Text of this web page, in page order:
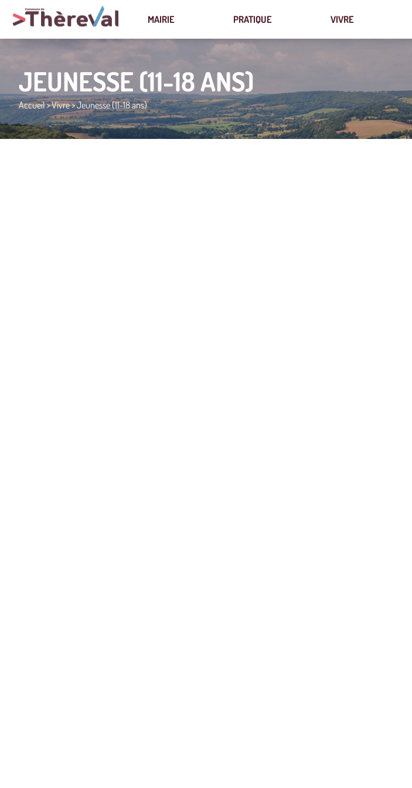
MAIRIE PRATIQUE VIVRE
JEUNESSE (11-18 ANS)
Accueil>Vivre>Jeunesse (11-18 ans)